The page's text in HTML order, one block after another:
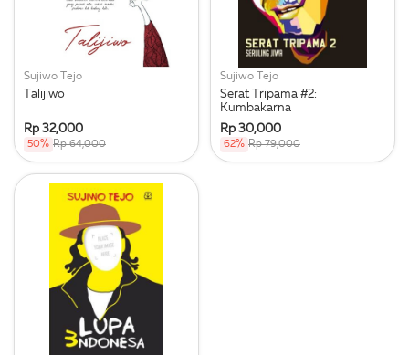
Sujiwo Tejo
Talijiwo
Rp 32,000
50% Rp 64,000
Sujiwo Tejo
Serat Tripama #2:
Kumbakarna
Rp 30,000
62% Rp 79,000